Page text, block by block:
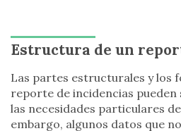
Estructura de un
Las partes estructurales y los
reporte de incidencias
las necesidades particulares
embargo, algunos datos que